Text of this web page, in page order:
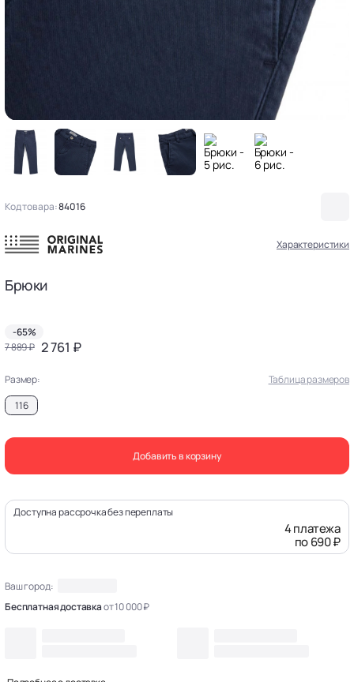
Код товара:84016
Характеристики
Брюки
-65%
7 889 ₽ 2 761 ₽
Размер:
Таблица размеров
116
Добавить в корзину
Доступна рассрочка без переплаты
4 платежа
по 690 ₽
Ваш город:
Бесплатная доставкаот 10 000 ₽